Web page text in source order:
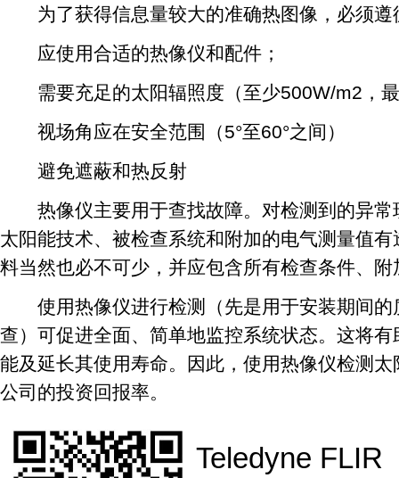
为了获得信息量较大的准确热图像，必须遵
应使用合适的热像仪和配件；
需要充足的太阳辐照度（至少500W/m2，
视场角应在安全范围（5°至60°之间）
避免遮蔽和热反射
热像仪主要用于查找故障。对检测到的异常
太阳能技术、被检查系统和附加的电气测量值
料当然也必不可少，并应包含所有检查条件、
使用热像仪进行检测（先是用于安装期间的
查）可促进全面、简单地监控系统状态。这将
能及延长其使用寿命。因此，使用热像仪检测
公司的投资回报率。
Teledyne FLIR